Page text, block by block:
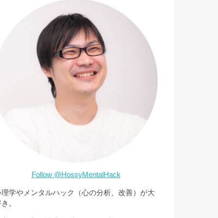
Follow @HossyMentalHack
理学やメンタルハック（心の分析、改善）が大
。